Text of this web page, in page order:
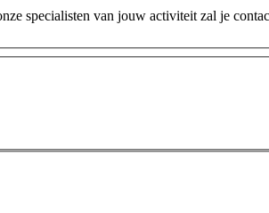
specialisten van jouw activiteit zal je